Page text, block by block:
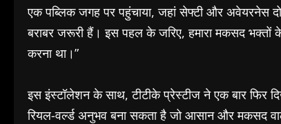
एक पब्लिक जगह पर पहुंचाया, जहां सेफ्टी और अवेयरनेस
बराबर जरूरी हैं। इस पहल के जरिए, हमारा मकसद
करना था।”
इस इंस्टॉलेशन के साथ, टीटीके प्रेस्टीज ने एक बार फिर
रियल-वर्ल्ड अनुभव बना सकता है जो आसान और मकसद